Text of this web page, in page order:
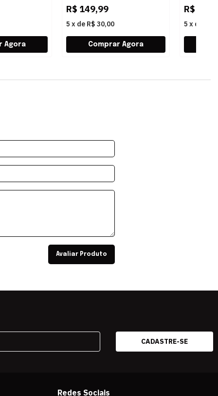
R$ 149,99
5 x de R$ 30,00
R$
5 x de
Avaliar Produto
Redes Sociais